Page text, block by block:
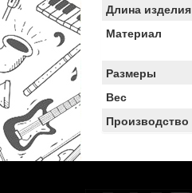
Длина изделия
Материал
Размеры
Вес
Производство